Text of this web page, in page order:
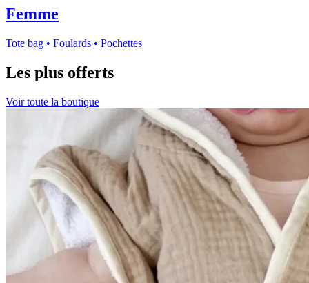
Femme
Tote bag • Foulards • Pochettes
Les plus offerts
Voir toute la boutique